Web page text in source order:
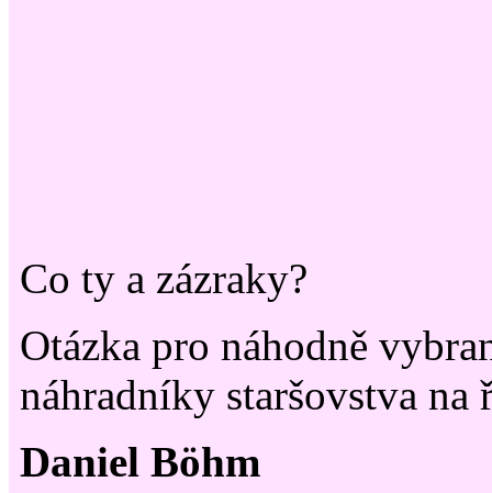
Co ty a zázraky?
Otázka pro náhodně
náhradníky staršovstva na
Daniel Böhm